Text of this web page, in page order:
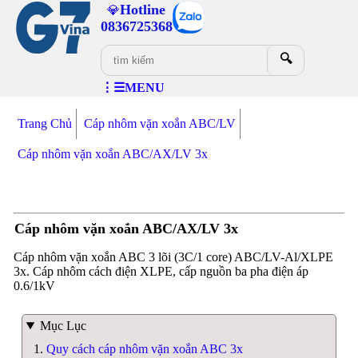
💎Hotline
0836725368
🔍
⋮☰MENU
Trang Chủ Cáp nhôm vặn xoắn ABC/LV
Cáp nhôm vặn xoắn ABC/AX/LV 3x
Cáp nhôm vặn xoắn ABC/AX/LV 3x
Cáp nhôm vặn xoắn ABC 3 lõi (3C/1 core) ABC/LV-Al/XLPE
3x. Cáp nhôm cách điện XLPE, cấp nguồn ba pha điện áp
0.6/1kV
Mục Lục
Quy cách cáp nhôm vặn xoắn ABC 3x